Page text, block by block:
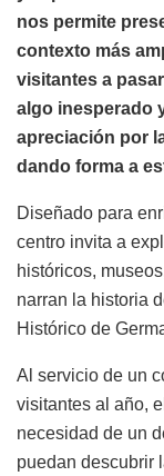
nos permite
contexto más
visitantes a
algo inesperado
apreciación por
dando forma a
Diseñado para
centro invita a
históricos,
narran la historia
Histórico de
Al servicio de un
visitantes al año,
necesidad de un
puedan descubrir